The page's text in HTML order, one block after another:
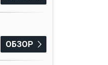
ОБЗОР